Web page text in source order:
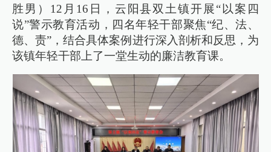
胜男）12月16日，云阳县双土镇开展“以案四
说”警示教育活动，四名年轻干部聚焦“纪、法、
德、责”，结合具体案例进行深入剖析和反思，为
该镇年轻干部上了一堂生动的廉洁教育课。